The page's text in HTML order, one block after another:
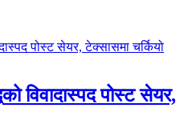
विवादास्पद पोस्ट सेयर,